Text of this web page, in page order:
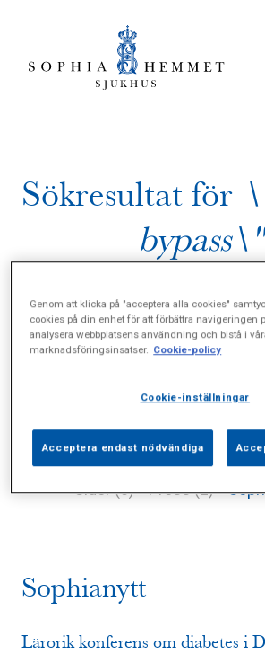
Sökresultat för
bypass\"
Alla (5) Vårdgivare (1)
Sidor (0) Press (2)
Sophianytt
Lärorik konferens om diabetes i
Genom att klicka på "acceptera alla cookies"
cookies på din enhet för att förbättra navigeringen
analysera webbplatsens användning och bistå i
marknadsföringsinsatser. Cookie-policy
Cookie-inställningar
Acceptera endast nödvändiga